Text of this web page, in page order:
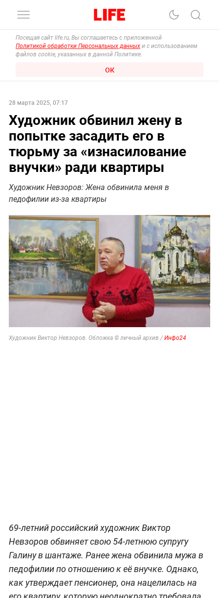
Посещая сайт life.ru, Вы соглашаетесь с приложенной
Политикой обработки Персональных данных и с использованием
файлов cookie, указанных в данной Политике.
ОК
28 марта 2025, 07:17
Художник обвинил жену в
попытке засадить его в
тюрьму за «‎изнасилование
внучки» ради квартиры
Художник Невзоров: Жена обвинила меня в
педофилии из-за квартиры
Художник Виктор Невзоров. Обложка © личный архив / Инфо24
69-летний российский художник Виктор
Невзоров обвиняет свою 54-летнюю супругу
Галину в шантаже. Ранее жена обвинила мужа в
педофилии по отношению к её внучке. Однако,
как утверждает пенсионер, она нацелилась на